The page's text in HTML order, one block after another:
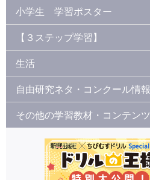
小学生 学習ポスター
【３ステップ学習】
生活
自由研究ネタ・コンクール情報
その他の学習教材・コンテンツ